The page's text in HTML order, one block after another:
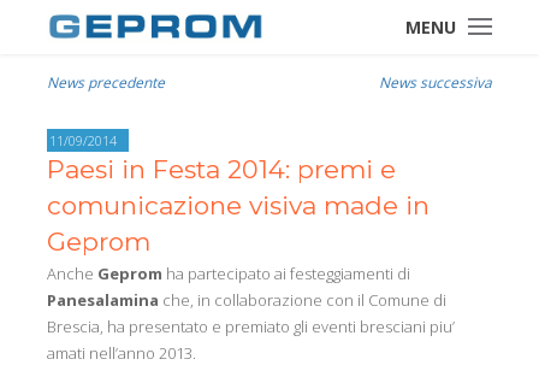
MENU
News precedente News successiva
11/09/2014
Paesi in Festa 2014: premi e
comunicazione visiva made in
Geprom
Anche Geprom ha partecipato ai festeggiamenti di
Panesalamina che, in collaborazione con il Comune di
Brescia, ha presentato e premiato gli eventi bresciani piu’
amati nell’anno 2013.